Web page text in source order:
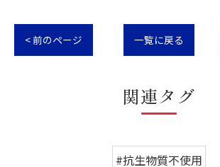
< 前のページ 一覧に戻る
関連タグ
#抗生物質不使用